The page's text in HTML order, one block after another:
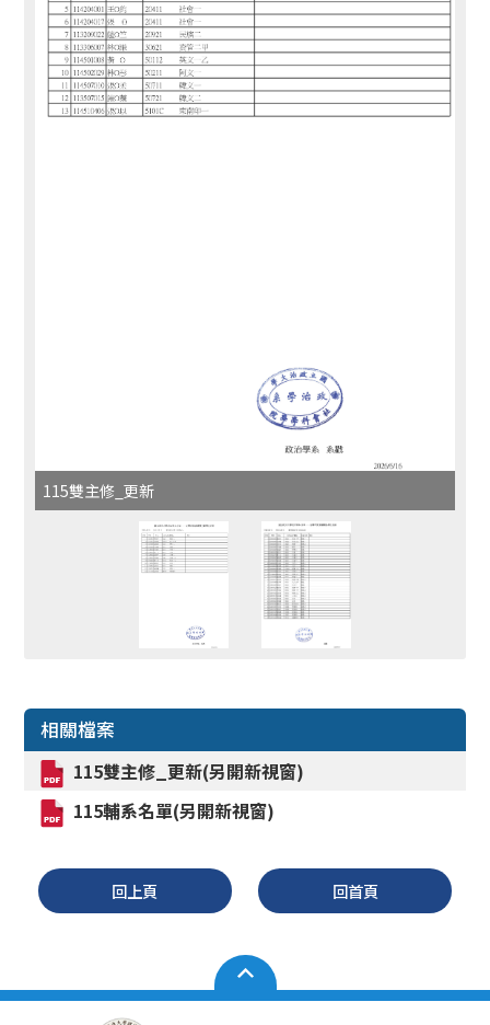
115雙主修_更新
相關檔案
115雙主修_更新(另開新視窗)
115輔系名單(另開新視窗)
回上頁 回首頁